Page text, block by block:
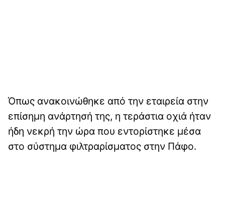
Όπως ανακοινώθηκε από την εταιρεία στην
επίσημη ανάρτησή της, η τεράστια οχιά ήταν
ήδη νεκρή την ώρα που εντορίστηκε μέσα
στο σύστημα φιλτραρίσματος στην Πάφο.